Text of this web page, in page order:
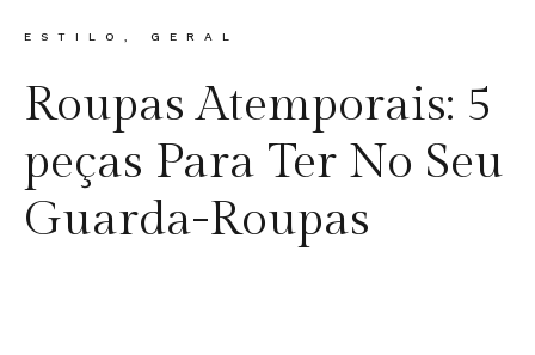
Roupas Atemporais: 5
peças Para Ter No Seu
Guarda-Roupas
CATEGORY
ESTILO , GERAL